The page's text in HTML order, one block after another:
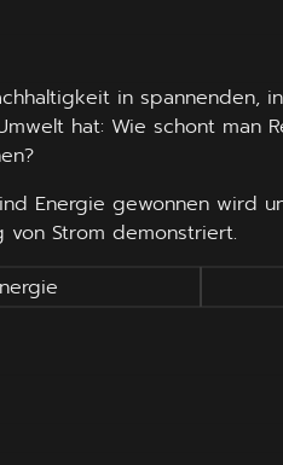
in spannenden,
hat: Wie schont man
Energie gewonnen wird
von Strom demonstriert.